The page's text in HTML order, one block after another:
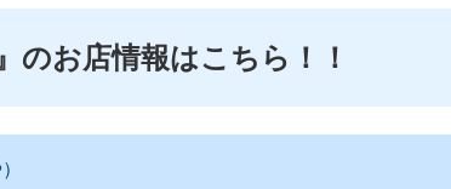
のお店情報はこちら！！